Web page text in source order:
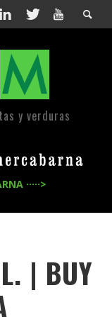
y verduras
·····>
| BUY